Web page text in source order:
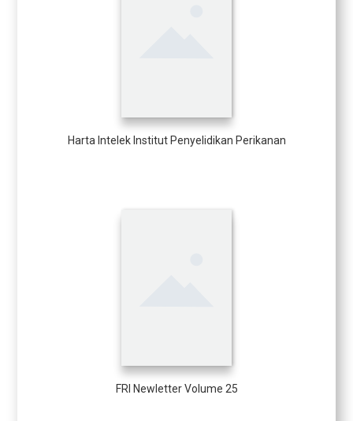
Harta Intelek Institut Penyelidikan Perikanan
FRI Newletter Volume 25